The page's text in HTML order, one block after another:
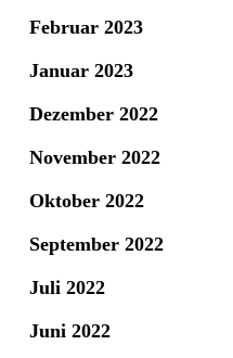
Februar 2023
Januar 2023
Dezember 2022
November 2022
Oktober 2022
September 2022
Juli 2022
Juni 2022